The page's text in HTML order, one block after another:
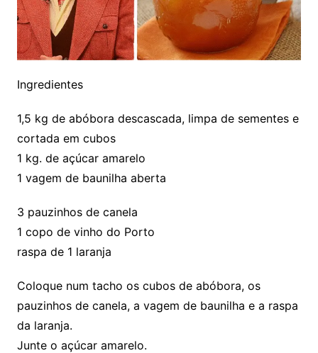
Ingredientes
1,5 kg de abóbora descascada, limpa de sementes e
cortada em cubos
1 kg. de açúcar amarelo
1 vagem de baunilha aberta
3 pauzinhos de canela
1 copo de vinho do Porto
raspa de 1 laranja
Coloque num tacho os cubos de abóbora, os
pauzinhos de canela, a vagem de baunilha e a raspa
da laranja.
Junte o açúcar amarelo.